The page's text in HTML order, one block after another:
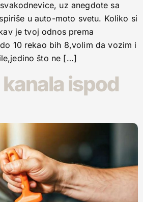
uz anegdote sa
u auto-moto svetu. Koliko si
je tvoj odnos prema
10 rekao bih 8,volim da vozim i
što ne […]
ispod